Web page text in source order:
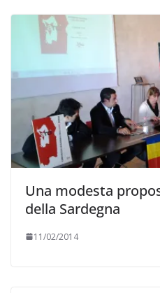
Una modesta
della Sardegna
11/02/2014